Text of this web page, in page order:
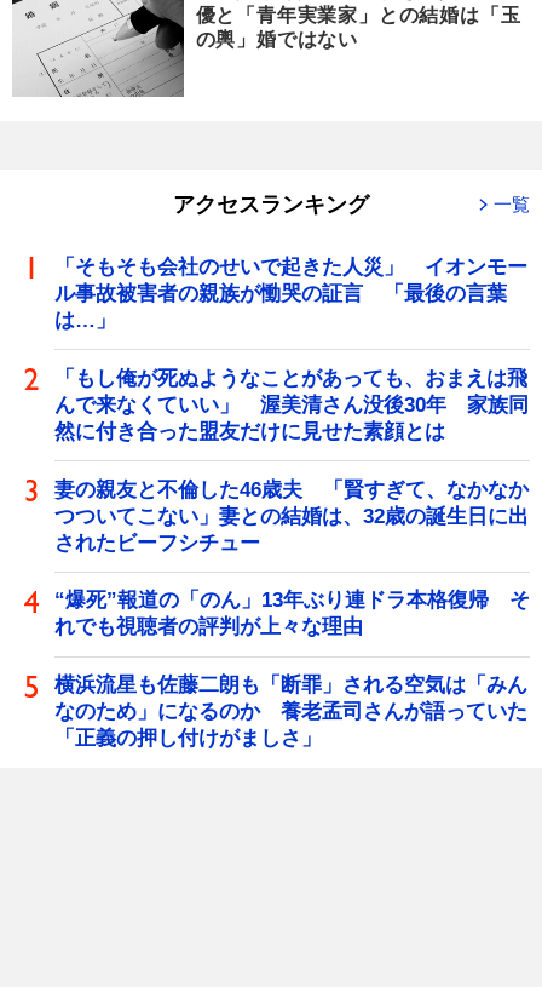
優と「青年実業家」との結婚は「玉
の輿」婚ではない
アクセスランキング 一覧
「そもそも会社のせいで起きた人災」 イオンモー
ル事故被害者の親族が慟哭の証言 「最後の言葉
は…」
「もし俺が死ぬようなことがあっても、おまえは飛
んで来なくていい」 渥美清さん没後30年 家族同
然に付き合った盟友だけに見せた素顔とは
妻の親友と不倫した46歳夫 「賢すぎて、なかなか
つついてこない」妻との結婚は、32歳の誕生日に出
されたビーフシチュー
“爆死”報道の「のん」13年ぶり連ドラ本格復帰 そ
れでも視聴者の評判が上々な理由
横浜流星も佐藤二朗も「断罪」される空気は「みん
なのため」になるのか 養老孟司さんが語っていた
「正義の押し付けがましさ」